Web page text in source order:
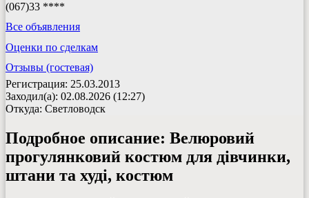
(067)33 ****
Все объявления
Оценки по сделкам
Отзывы (гостевая)
Регистрация: 25.03.2013
Заходил(а): 02.08.2026 (12:27)
Откуда: Светловодск
Подробное описание: Велюровий
прогулянковий костюм для дівчинки,
штани та худі, костюм